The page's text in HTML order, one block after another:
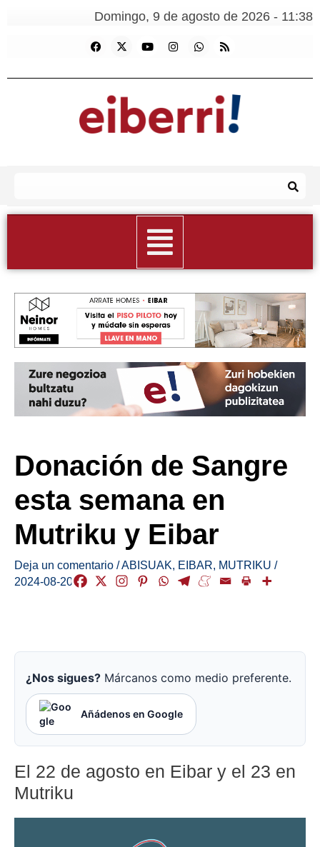
Domingo, 9 de agosto de 2026 - 11:38
Donación de Sangre
esta semana en
Mutriku y Eibar
Deja un comentario /ABISUAK, EIBAR, MUTRIKU /
2024-08-20
¿Nos sigues? Márcanos como medio preferente.
Añádenos en Google
El 22 de agosto en Eibar y el 23 en
Mutriku